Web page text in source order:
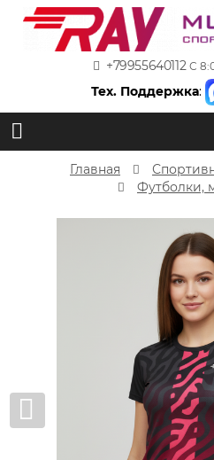
+79955640112 С
Тех. Поддержка:
Главная
Футболки,